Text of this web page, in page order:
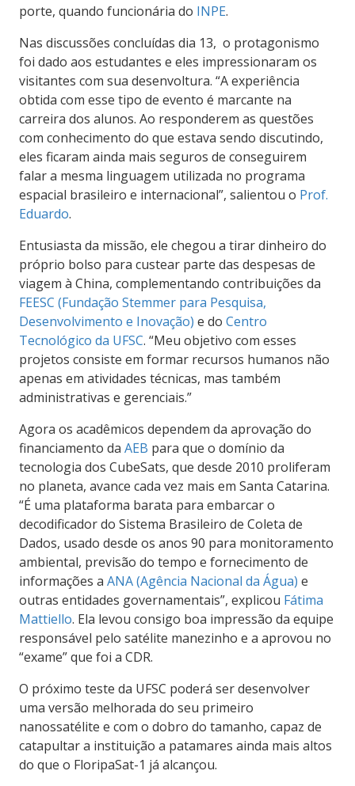
porte, quando funcionária do INPE.
Nas discussões concluídas dia 13, o protagonismo
foi dado aos estudantes e eles impressionaram os
visitantes com sua desenvoltura. “A experiência
obtida com esse tipo de evento é marcante na
carreira dos alunos. Ao responderem as questões
com conhecimento do que estava sendo discutindo,
eles ficaram ainda mais seguros de conseguirem
falar a mesma linguagem utilizada no programa
espacial brasileiro e internacional”, salientou o Prof.
Eduardo.
Entusiasta da missão, ele chegou a tirar dinheiro do
próprio bolso para custear parte das despesas de
viagem à China, complementando contribuições da
FEESC (Fundação Stemmer para Pesquisa,
Desenvolvimento e Inovação) e do Centro
Tecnológico da UFSC. “Meu objetivo com esses
projetos consiste em formar recursos humanos não
apenas em atividades técnicas, mas também
administrativas e gerenciais.”
Agora os acadêmicos dependem da aprovação do
financiamento da AEB para que o domínio da
tecnologia dos CubeSats, que desde 2010 proliferam
no planeta, avance cada vez mais em Santa Catarina.
“É uma plataforma barata para embarcar o
decodificador do Sistema Brasileiro de Coleta de
Dados, usado desde os anos 90 para monitoramento
ambiental, previsão do tempo e fornecimento de
informações a ANA (Agência Nacional da Água) e
outras entidades governamentais”, explicou Fátima
Mattiello. Ela levou consigo boa impressão da equipe
responsável pelo satélite manezinho e a aprovou no
“exame” que foi a CDR.
O próximo teste da UFSC poderá ser desenvolver
uma versão melhorada do seu primeiro
nanossatélite e com o dobro do tamanho, capaz de
catapultar a instituição a patamares ainda mais altos
do que o FloripaSat-1 já alcançou.